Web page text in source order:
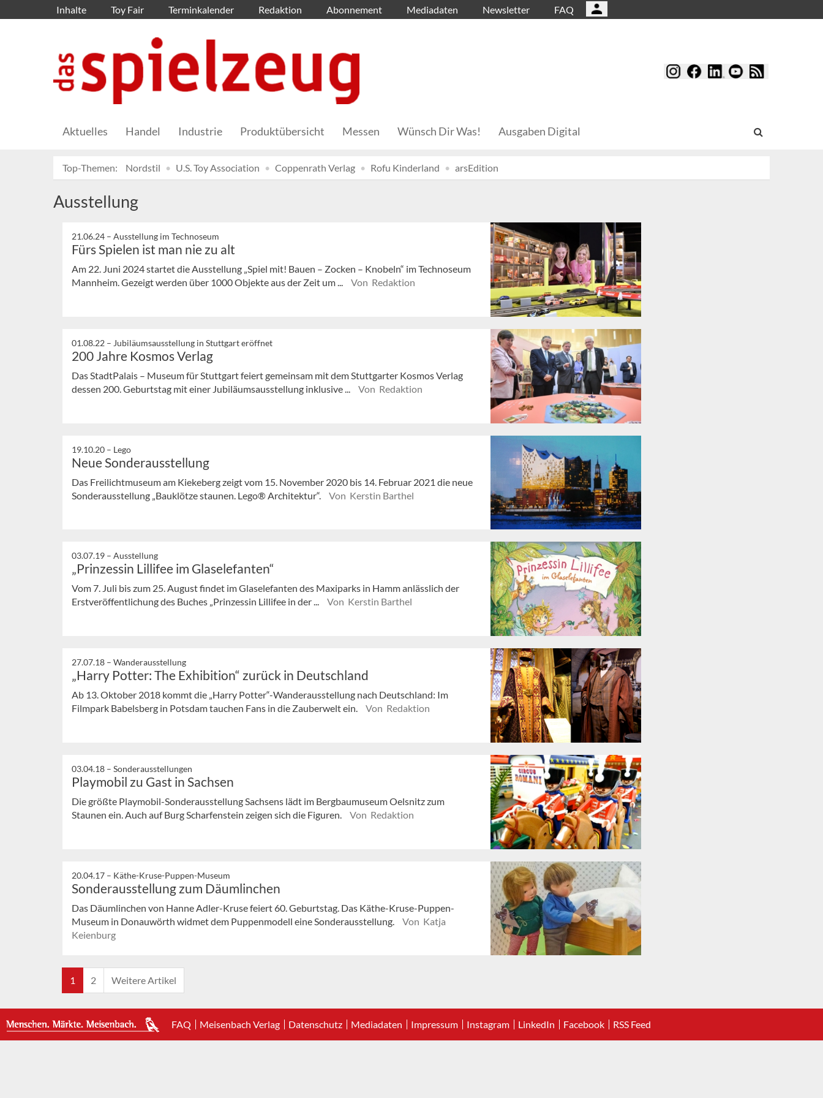
Inhalte Toy Fair Terminkalender Redaktion Abonnement Mediadaten Newsletter FAQ
Aktuelles Handel Industrie Produktübersicht Messen Wünsch Dir Was! Ausgaben Digital
Top-Themen: Nordstil U.S. Toy Association Coppenrath Verlag Rofu Kinderland arsEdition
Ausstellung
21.06.24 – Ausstellung im Technoseum
Fürs Spielen ist man nie zu alt
Am 22. Juni 2024 startet die Ausstellung „Spiel mit! Bauen – Zocken – Knobeln“ im Technoseum
Mannheim. Gezeigt werden über 1000 Objekte aus der Zeit um ...
Von Redaktion
01.08.22 – Jubiläumsausstellung in Stuttgart eröffnet
200 Jahre Kosmos Verlag
Das StadtPalais – Museum für Stuttgart feiert gemeinsam mit dem Stuttgarter Kosmos Verlag
dessen 200. Geburtstag mit einer Jubiläumsausstellung inklusive ...
Von Redaktion
19.10.20 – Lego
Neue Sonderausstellung
Das Freilichtmuseum am Kiekeberg zeigt vom 15. November 2020 bis 14. Februar 2021 die neue
Sonderausstellung „Bauklötze staunen. Lego® Architektur“.
Von Kerstin Barthel
03.07.19 – Ausstellung
„Prinzessin Lillifee im Glaselefanten“
Vom 7. Juli bis zum 25. August findet im Glaselefanten des Maxiparks in Hamm anlässlich der
Erstveröffentlichung des Buches „Prinzessin Lillifee in der ...
Von Kerstin Barthel
27.07.18 – Wanderausstellung
„Harry Potter: The Exhibition“ zurück in Deutschland
Ab 13. Oktober 2018 kommt die „Harry Potter“-Wanderausstellung nach Deutschland: Im
Filmpark Babelsberg in Potsdam tauchen Fans in die Zauberwelt ein.
Von Redaktion
03.04.18 – Sonderausstellungen
Playmobil zu Gast in Sachsen
Die größte Playmobil-Sonderausstellung Sachsens lädt im Bergbaumuseum Oelsnitz zum
Staunen ein. Auch auf Burg Scharfenstein zeigen sich die Figuren.
Von Redaktion
20.04.17 – Käthe-Kruse-Puppen-Museum
Sonderausstellung zum Däumlinchen
Das Däumlinchen von Hanne Adler-Kruse feiert 60. Geburtstag. Das Käthe-Kruse-Puppen-
Museum in Donauwörth widmet dem Puppenmodell eine Sonderausstellung.
Von Katja
Keienburg
1 2 Weitere Artikel
FAQ Meisenbach Verlag Datenschutz Mediadaten Impressum Instagram LinkedIn Facebook RSS Feed